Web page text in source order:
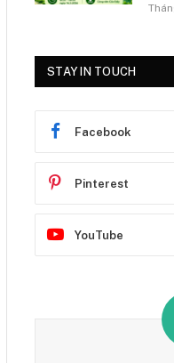
STAY IN TOUCH
Facebook
Pinterest
YouTube